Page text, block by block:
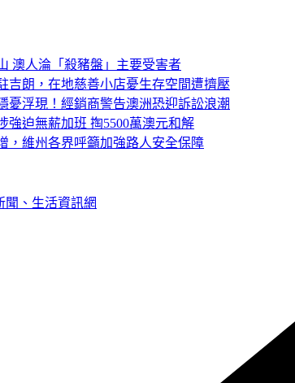
澳人淪「殺豬盤」主要受害者
吉朗，在地慈善小店憂生存空間遭擠壓
憂浮現！經銷商警告澳洲恐迎訴訟浪潮
強迫無薪加班 掏5500萬澳元和解
，維州各界呼籲加強路人安全保障